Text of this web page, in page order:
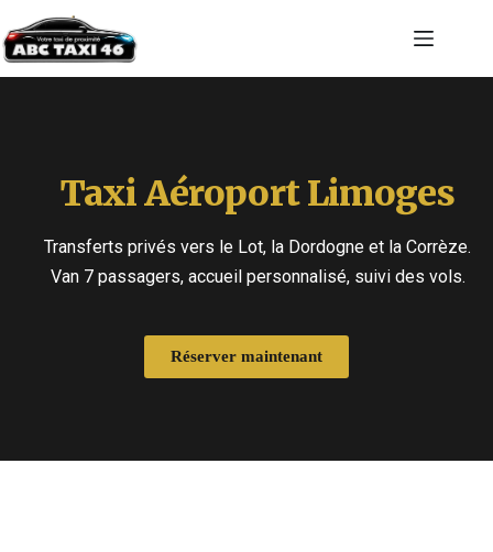
Taxi Aéroport Limoges
Transferts privés vers le Lot, la Dordogne et la Corrèze.
Van 7 passagers, accueil personnalisé, suivi des vols.
Réserver maintenant